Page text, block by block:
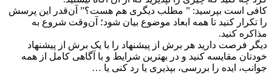
کافی است بپرسید: ” مطلب دیگری هم هست؟” آن‌قدر این پرسش
را تکرار کنید تا همه ابعاد موضوع بیان شود؛ آن‌وقت شروع به
مذاکره کنید.
دیگر فرصت دارید هر برش از پیشنهاد را با یک برش از پیشنهاد
خودتان مقایسه کنید و در بهترین شرایط و با آگاهی کامل از همه
جوانب، ایده را بررسی، بپذیری یا رد کنی یا …